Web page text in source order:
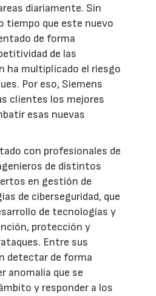
diariamente. Sin
tiempo que este nuevo
de forma
de las
ha multiplicado el riesgo
Por eso, Siemens
clientes los mejores
esas nuevas
con profesionales de
de distintos
en gestión de
de ciberseguridad, que
de tecnologías y
protección y
Entre sus
detectar de forma
anomalía que se
y responder a los